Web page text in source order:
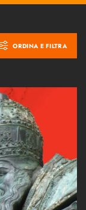
ORDINA E FILTRA